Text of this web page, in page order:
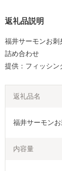
返礼品説明
福井サーモンお刺
詰め合わせ
提供：フィッシン
返礼品名
福井サーモン
内容量